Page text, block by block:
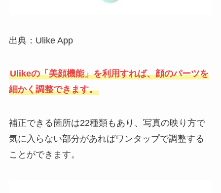
出典：Ulike App
Ulikeの「美顔機能」を利用すれば、顔のパーツを
細かく調整できます。
補正できる箇所は22種類もあり、写真の映り方で
気に入らない部分があればワンタップで調整する
ことができます。